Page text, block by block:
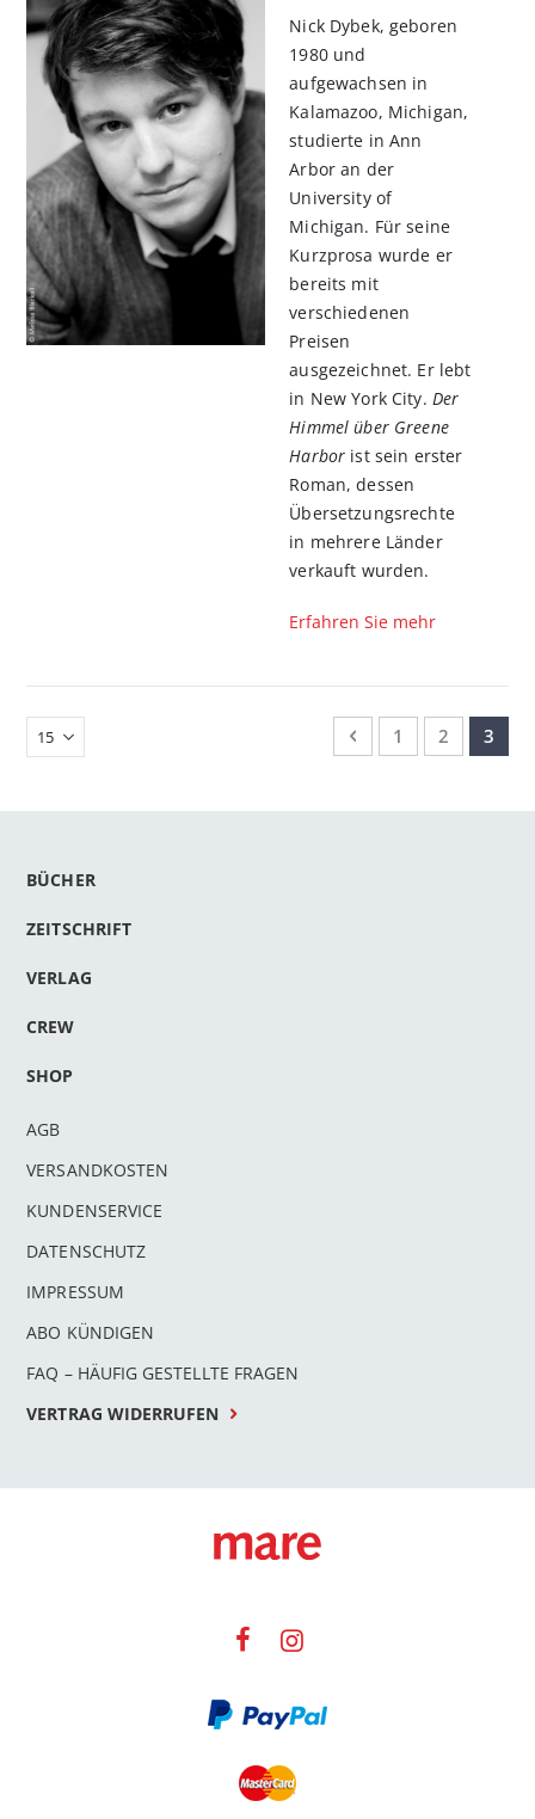
Nick Dybek, geboren
1980 und
aufgewachsen in
Kalamazoo, Michigan,
studierte in Ann
Arbor an der
University of
Michigan. Für seine
Kurzprosa wurde er
bereits mit
verschiedenen
Preisen
ausgezeichnet. Er lebt
in New York City. Der
Himmel über Greene
Harbor ist sein erster
Roman, dessen
Übersetzungsrechte
in mehrere Länder
verkauft wurden.
Erfahren Sie mehr
SeiteSeite
ZurückSeite
1 Seite
2 Sie
3
BÜCHER
ZEITSCHRIFT
VERLAG
CREW
SHOP
AGB
VERSANDKOSTEN
KUNDENSERVICE
DATENSCHUTZ
IMPRESSUM
ABO KÜNDIGEN
FAQ – HÄUFIG GESTELLTE FRAGEN
VERTRAG WIDERRUFEN